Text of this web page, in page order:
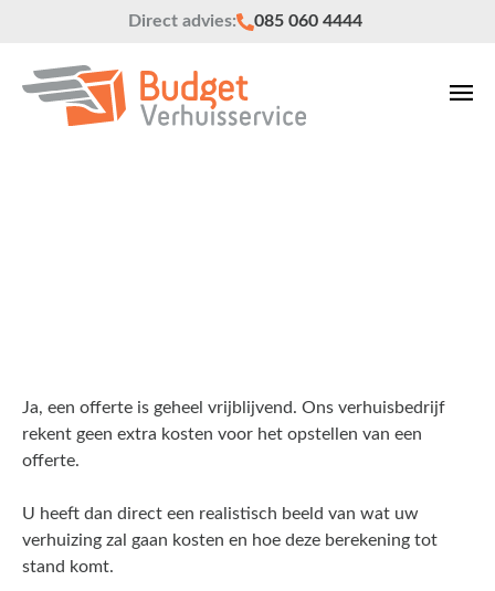
Direct advies: 085 060 4444
Ja, een offerte is geheel vrijblijvend. Ons verhuisbedrijf
rekent geen extra kosten voor het opstellen van een
offerte.
U heeft dan direct een realistisch beeld van wat uw
verhuizing zal gaan kosten en hoe deze berekening tot
stand komt.